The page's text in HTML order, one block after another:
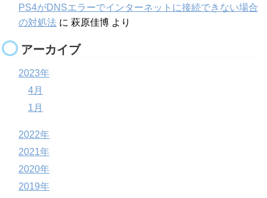
PS4がDNSエラーでインターネットに接続できない場合
の対処法 に 萩原佳博 より
アーカイブ
2023年
4月
1月
2022年
2021年
2020年
2019年